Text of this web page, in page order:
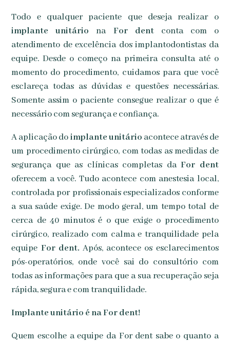
Todo e qualquer paciente que deseja realizar o
implante unitáriona For dent conta com o
atendimento de excelência dos implantodontistas da
equipe. Desde o começo na primeira consulta até o
momento do procedimento, cuidamos para que você
esclareça todas as dúvidas e questões necessárias.
Somente assim o paciente consegue realizar o que é
necessário com segurança e confiança.
A aplicação doimplante unitário acontece através de
um procedimento cirúrgico, com todas as medidas de
segurança que as clínicas completas daFor dent
oferecem a você. Tudo acontece com anestesia local,
controlada por profissionais especializados conforme
a sua saúde exige. De modo geral, um tempo total de
cerca de 40 minutos é o que exige o procedimento
cirúrgico, realizado com calma e tranquilidade pela
equipe For dent. Após, acontece os esclarecimentos
pós-operatórios, onde você sai do consultório com
todas as informações para que a sua recuperação seja
rápida, segura e com tranquilidade.
Implante unitário é na For dent!
Quem escolhe a equipe da For dent sabe o quanto a